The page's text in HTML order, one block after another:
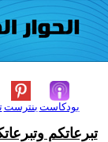
بنترست بودكاست
تبرعاتكم